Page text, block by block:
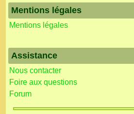
Mentions légales
Mentions légales
Assistance
Nous contacter
Foire aux questions
Forum